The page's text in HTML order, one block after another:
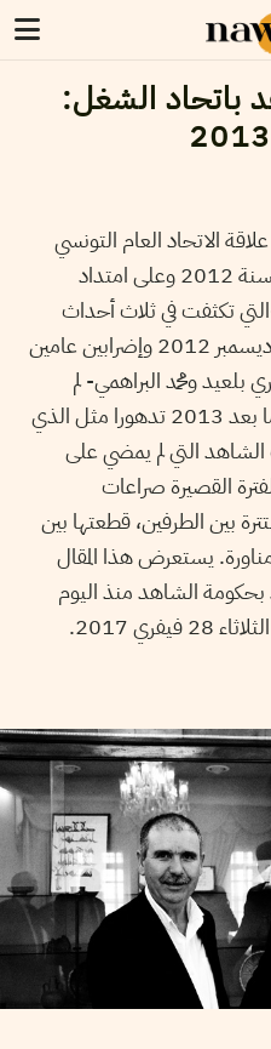
باتحاد الشغل:
الاتحاد العام التونسي
للشغل بحكومتي الترويكا أواخر سنة 2012 وعلى امتداد
الأول من سنة 2013 -التي تكثفت في ثلاث أحداث
كبرى: مهاجمة مقر الاتحاد في 4 ديسمبر 2012 وإضرابين عامين
ومحمد البراهمي- لم
تعرف علاقة الاتحاد بحكومات ما بعد 2013 تدهورا مثل الذي
التي لم يمضي على
الفترة القصيرة صراعات
بين الطرفين، قطعتها بين
يستعرض هذا المقال
بحكومة الشاهد منذ اليوم
2017.